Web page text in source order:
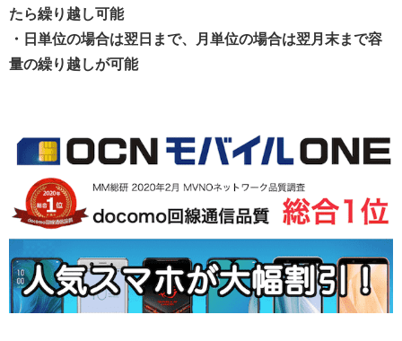
たら繰り越し可能
・日単位の場合は翌日まで、月単位の場合は翌月末まで容
量の繰り越しが可能